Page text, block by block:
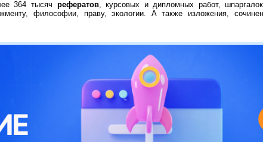
364 тысяч рефератов, курсовых и дипломных работ,
философии, праву, экологии. А также изложения,